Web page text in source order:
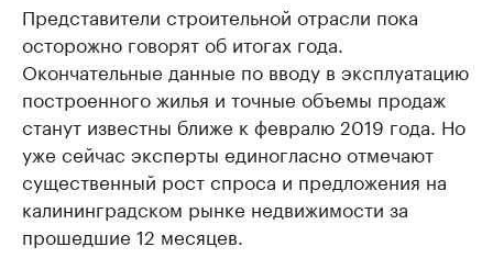
Представители строительной отрасли пока
осторожно говорят об итогах года.
Окончательные данные по вводу в эксплуатацию
построенного жилья и точные объемы продаж
станут известны ближе к февралю 2019 года. Но
уже сейчас эксперты единогласно отмечают
существенный рост спроса и предложения на
калининградском рынке недвижимости за
прошедшие 12 месяцев.